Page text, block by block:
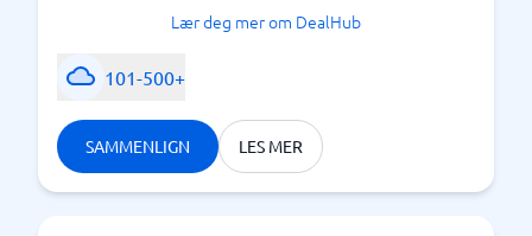
Lær deg mer om DealHub
101-500+
SAMMENLIGN LES MER